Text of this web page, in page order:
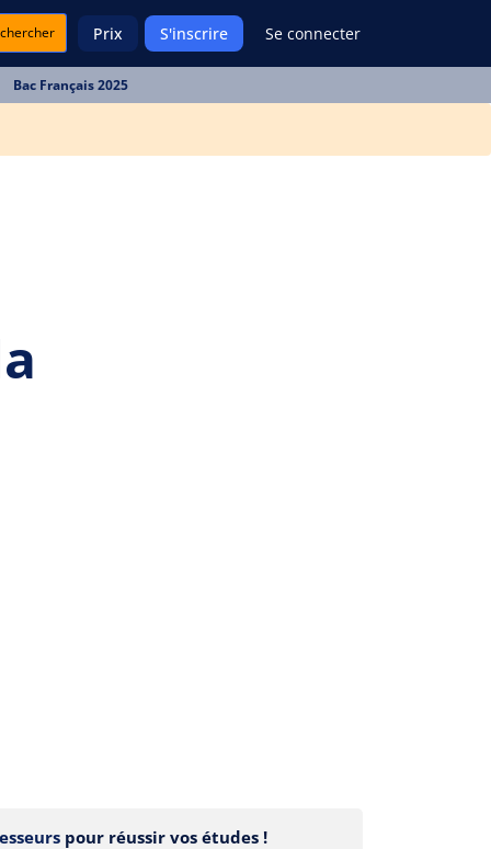
Prix S'inscrire Se connecter
Bac Français 2025
pour réussir vos études !